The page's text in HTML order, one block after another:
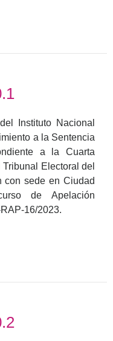
Instituto Nacional
a la Sentencia
a la Cuarta
Electoral del
con sede en Ciudad
de Apelación
16/2023.